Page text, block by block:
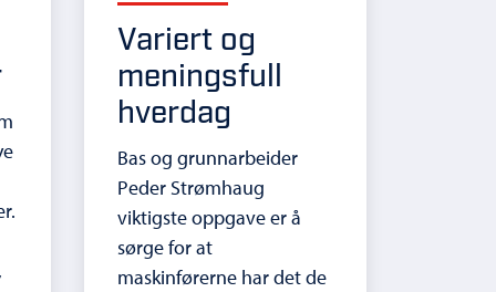
Variert og
meningsfull
hverdag
Bas og grunnarbeider
Peder Strømhaug
viktigste oppgave er å
sørge for at
maskinførerne har det de